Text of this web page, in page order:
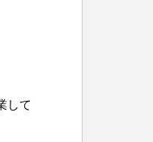
して